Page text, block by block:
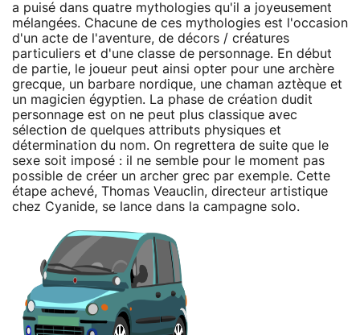
a puisé dans quatre mythologies qu'il a joyeusement
mélangées. Chacune de ces mythologies est l'occasion
d'un acte de l'aventure, de décors / créatures
particuliers et d'une classe de personnage. En début
de partie, le joueur peut ainsi opter pour une archère
grecque, un barbare nordique, une chaman aztèque et
un magicien égyptien. La phase de création dudit
personnage est on ne peut plus classique avec
sélection de quelques attributs physiques et
détermination du nom. On regrettera de suite que le
sexe soit imposé : il ne semble pour le moment pas
possible de créer un archer grec par exemple. Cette
étape achevé, Thomas Veauclin, directeur artistique
chez Cyanide, se lance dans la campagne solo.